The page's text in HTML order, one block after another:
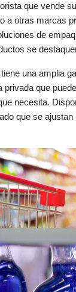
que vende
a otras marcas
de
se
una amplia
privada que
necesita.
que se